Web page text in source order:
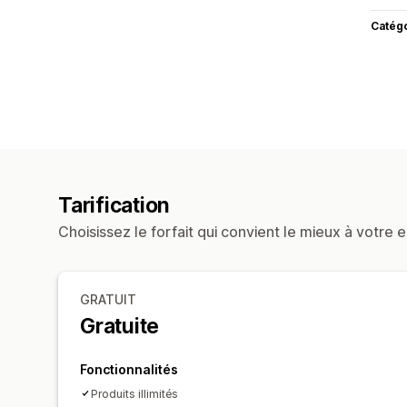
Tarification
Choisissez le forfait qui convient le mieux à votre
GRATUIT
Gratuite
Fonctionnalités
Produits illimités